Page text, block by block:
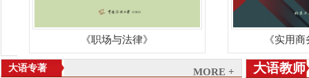
《职场与法律》 《实用
MORE +
大语专著 大语教师